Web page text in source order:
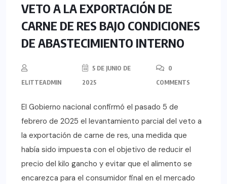
VETO A LA EXPORTACIÓN DE
CARNE DE RES BAJO CONDICIONES
DE ABASTECIMIENTO INTERNO
ELITTEADMIN
5 DE JUNIO DE
2025
0
COMMENTS
El Gobierno nacional confirmó el pasado 5 de
febrero de 2025 el levantamiento parcial del veto a
la exportación de carne de res, una medida que
había sido impuesta con el objetivo de reducir el
precio del kilo gancho y evitar que el alimento se
encarezca para el consumidor final en el mercado